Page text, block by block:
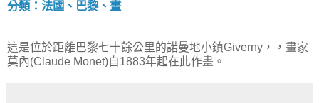
分類：法國、巴黎、畫
這是位於距離巴黎七十餘公里的諾曼地小鎮Giverny，，畫家
莫內(Claude Monet)自1883年起在此作畫。